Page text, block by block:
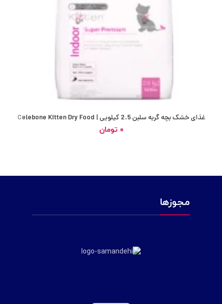
غذای خشک بچه گربه سلبن 2.5 کیلویی | Celebone Kitten Dry Food
تومان
مجوزها